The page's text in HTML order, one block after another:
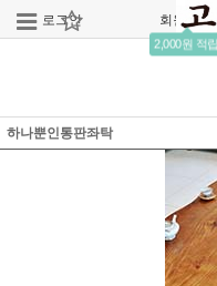
로그인 회원가입
2,000원 적립
하나뿐인통판좌탁